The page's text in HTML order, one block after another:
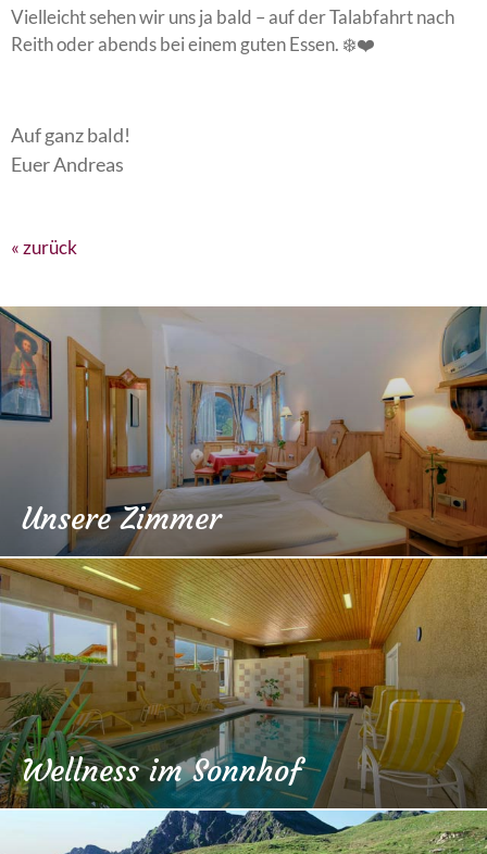
Vielleicht sehen wir uns ja bald – auf der Talabfahrt nach
Reith oder abends bei einem guten Essen. ❄️❤️
Auf ganz bald!
Euer Andreas
« zurück
Unsere Zimmer
Wellness im Sonnhof